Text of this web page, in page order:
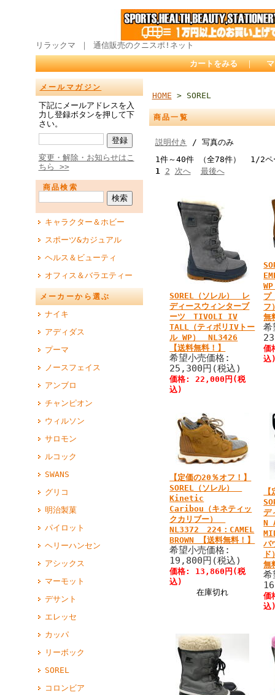
リラックマ ｜ 通信販売のクニスポ!ネット
カートをみる ｜
メールマガジン
下記にメールアドレスを入
力し登録ボタンを押して下
さい。
変更・解除・お知らせはこ
ちら >>
商品検索
キャラクター＆ホビー
スポーツ&カジュアル
ヘルス＆ビューティ
オフィス＆バラエティー
メーカーから選ぶ
ナイキ
アディダス
プーマ
ノースフェイス
アンブロ
チャンピオン
ウィルソン
サロモン
ルコック
SWANS
グリコ
明治製菓
パイロット
ヘリーハンセン
アシックス
マーモット
デサント
エレッセ
カッパ
リーボック
SOREL
コロンビア
HOME > SOREL
商品一覧
説明付き
/ 写真のみ
1件～40件 （全78件） 1/2ペ
1
2 次へ 最後へ
SOREL（ソレル） レ
ディースウィンターブ
ーツ TIVOLI IV
TALL（ティボリIVトー
ル WP） NL3426
【送料無料！】
希望小売価格:
25,300円(税込)
価格: 22,000円(税
込)
プ
フ
無
価
込
【定価の20％オフ！】
SOREL（ソレル）
Kinetic
Caribou（キネティッ
クカリブー）
NL3372 224：CAMEL
BROWN 【送料無料！】
希望小売価格:
19,800円(税込)
価格: 13,860円(税
込)
在庫切れ
デ
N
バ
無
価
込